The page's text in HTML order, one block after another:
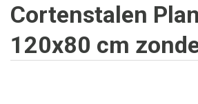
Cortenstalen
120x80 cm